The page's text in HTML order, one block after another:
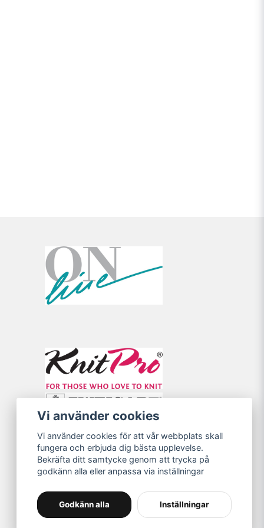
Vi använder cookies
Vi använder cookies för att vår webbplats skall
fungera och erbjuda dig bästa upplevelse.
Bekräfta ditt samtycke genom att trycka på
godkänn alla eller anpassa via inställningar
Godkänn alla Inställningar